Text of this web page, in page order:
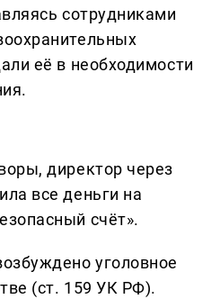
сотрудниками
её в необходимости
директор через
все деньги на
счёт».
уголовное
(ст. 159 УК РФ).